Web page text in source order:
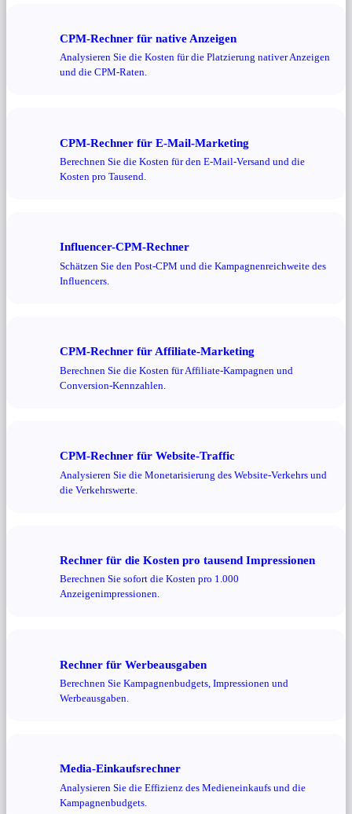
CPM-Rechner für native Anzeigen
Analysieren Sie die Kosten für die Platzierung nativer Anzeigen
und die CPM-Raten.
CPM-Rechner für E-Mail-Marketing
Berechnen Sie die Kosten für den E-Mail-Versand und die
Kosten pro Tausend.
Influencer-CPM-Rechner
Schätzen Sie den Post-CPM und die Kampagnenreichweite des
Influencers.
CPM-Rechner für Affiliate-Marketing
Berechnen Sie die Kosten für Affiliate-Kampagnen und
Conversion-Kennzahlen.
CPM-Rechner für Website-Traffic
Analysieren Sie die Monetarisierung des Website-Verkehrs und
die Verkehrswerte.
Rechner für die Kosten pro tausend Impressionen
Berechnen Sie sofort die Kosten pro 1.000
Anzeigenimpressionen.
Rechner für Werbeausgaben
Berechnen Sie Kampagnenbudgets, Impressionen und
Werbeausgaben.
Media-Einkaufsrechner
Analysieren Sie die Effizienz des Medieneinkaufs und die
Kampagnenbudgets.